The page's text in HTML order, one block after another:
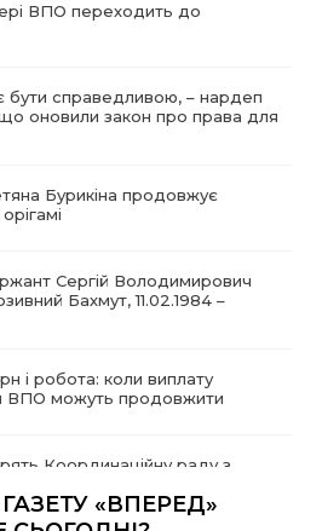
ВПО переходить до
бути справедливою, – нардеп
оновили закон про права для
Бурикіна продовжує
Сергій Володимирович
Бахмут, 11.02.1984 –
і робота: коли виплату
ВПО можуть продовжити
Координаційну раду з
«ВПЕРЕД»